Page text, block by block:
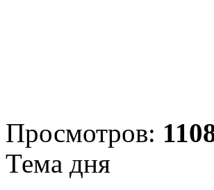
Просмотров:
Тема дня